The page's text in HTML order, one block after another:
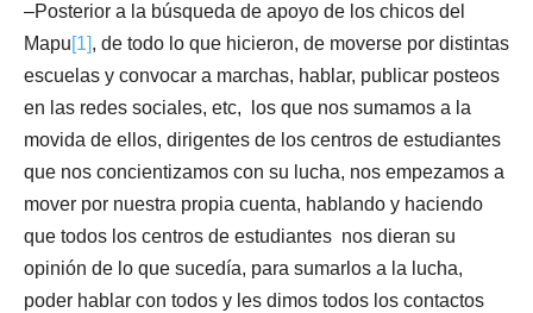
–Posterior a la búsqueda de apoyo de los chicos del
Mapu[1], de todo lo que hicieron, de moverse por distintas
escuelas y convocar a marchas, hablar, publicar posteos
en las redes sociales, etc, los que nos sumamos a la
movida de ellos, dirigentes de los centros de estudiantes
que nos concientizamos con su lucha, nos empezamos a
mover por nuestra propia cuenta, hablando y haciendo
que todos los centros de estudiantes nos dieran su
opinión de lo que sucedía, para sumarlos a la lucha,
poder hablar con todos y les dimos todos los contactos